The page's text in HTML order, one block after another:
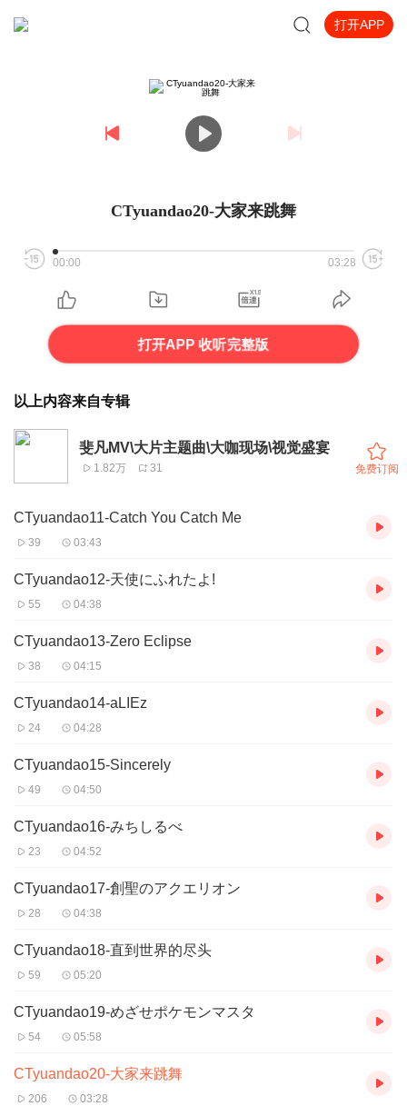
打开APP
CTyuandao20-大家来跳舞
00:00 03:28
打开APP 收听完整版
以上内容来自专辑
斐凡MV\大片主题曲\大咖现场\视觉盛宴
1.82万 31 免费订阅
CTyuandao11-Catch You Catch Me
39 03:43
CTyuandao12-天使にふれたよ!
55 04:38
CTyuandao13-Zero Eclipse
38 04:15
CTyuandao14-aLIEz
24 04:28
CTyuandao15-Sincerely
49 04:50
CTyuandao16-みちしるべ
23 04:52
CTyuandao17-創聖のアクエリオン
28 04:38
CTyuandao18-直到世界的尽头
59 05:20
CTyuandao19-めざせポケモンマスタ
54 05:58
CTyuandao20-大家来跳舞
206 03:28